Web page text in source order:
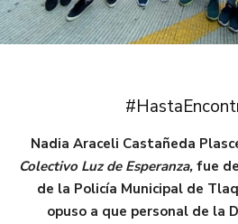
Nadia Araceli Castañeda
Colectivo Luz de Esperanza, fue
de la Policía Municipal de
opuso a que personal de la